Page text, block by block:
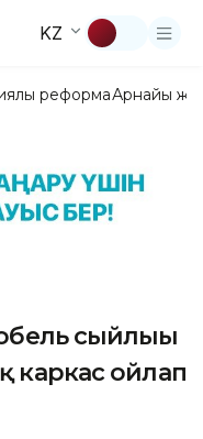
KZ
реформаАрнайы
сыйлығы
каркас ойлап